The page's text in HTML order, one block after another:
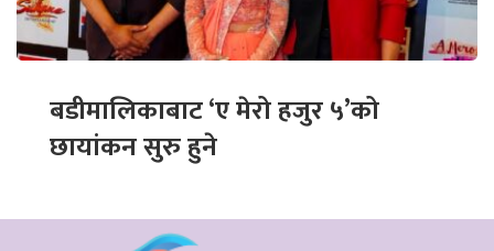
बडीमालिकाबाट ‘ए मेरो हजुर ५’को
छायांकन सुरु हुने